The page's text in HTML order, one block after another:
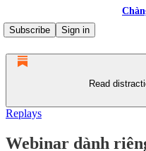
Subscribe
Sign in
Read
Replays
Webinar dành